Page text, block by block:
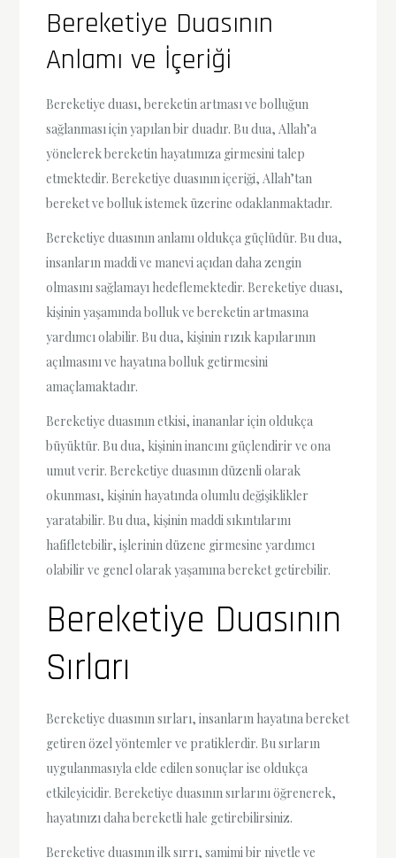
Bereketiye Duasının
Anlamı ve İçeriği
Bereketiye duası, bereketin artması ve bolluğun
sağlanması için yapılan bir duadır. Bu dua, Allah’a
yönelerek bereketin hayatımıza girmesini talep
etmektedir. Bereketiye duasının içeriği, Allah’tan
bereket ve bolluk istemek üzerine odaklanmaktadır.
Bereketiye duasının anlamı oldukça güçlüdür. Bu dua,
insanların maddi ve manevi açıdan daha zengin
olmasını sağlamayı hedeflemektedir. Bereketiye duası,
kişinin yaşamında bolluk ve bereketin artmasına
yardımcı olabilir. Bu dua, kişinin rızık kapılarının
açılmasını ve hayatına bolluk getirmesini
amaçlamaktadır.
Bereketiye duasının etkisi, inananlar için oldukça
büyüktür. Bu dua, kişinin inancını güçlendirir ve ona
umut verir. Bereketiye duasının düzenli olarak
okunması, kişinin hayatında olumlu değişiklikler
yaratabilir. Bu dua, kişinin maddi sıkıntılarını
hafifletebilir, işlerinin düzene girmesine yardımcı
olabilir ve genel olarak yaşamına bereket getirebilir.
Bereketiye Duasının
Sırları
Bereketiye duasının sırları, insanların hayatına bereket
getiren özel yöntemler ve pratiklerdir. Bu sırların
uygulanmasıyla elde edilen sonuçlar ise oldukça
etkileyicidir. Bereketiye duasının sırlarını öğrenerek,
hayatınızı daha bereketli hale getirebilirsiniz.
Bereketiye duasının ilk sırrı, samimi bir niyetle ve